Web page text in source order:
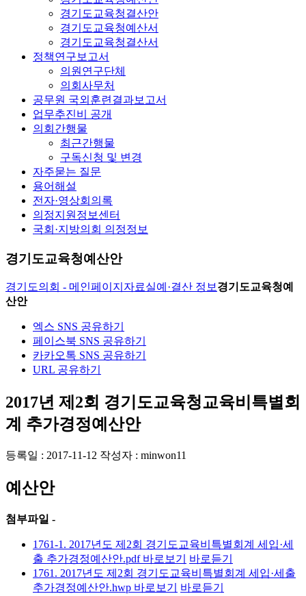
경기도교육청결산안
경기도교육청예산서
경기도교육청결산서
정책연구보고서
의원연구단체
의회사무처
공무원 국외훈련결과보고서
업무추진비 공개
의회간행물
최근간행물
구독신청 및 변경
자주묻는 질문
용어해설
전자·영상회의록
의정지원정보센터
국회·지방의회 의정정보
경기도교육청예산안
경기도의회 - 메인페이지 자료실예·결산 정보 경기도교육청예
산안
엑스 SNS 공유하기
페이스북 SNS 공유하기
카카오톡 SNS 공유하기
URL 공유하기
2017년 제2회 경기도교육청교육비특별회
계 추가경정예산안
등록일 : 2017-11-12 작성자 : minwon11
예산안
첨부파일 -
1761-1. 2017년도 제2회 경기도교육비특별회계 세입·세
출 추가경정예산안.pdf 바로보기
바로듣기
1761. 2017년도 제2회 경기도교육비특별회계 세입·세출
추가경정예산안.hwp 바로보기 바로듣기